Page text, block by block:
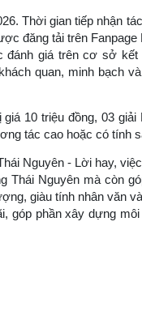
Thời gian tiếp nhận
đăng tải trên
đánh giá trên cơ sở
quan, minh bạch
10 triệu đồng, 03 giải
tác cao hoặc có tính
Nguyên - Lời hay,
Nguyên mà còn
giàu tính nhân văn
góp phần xây dựng